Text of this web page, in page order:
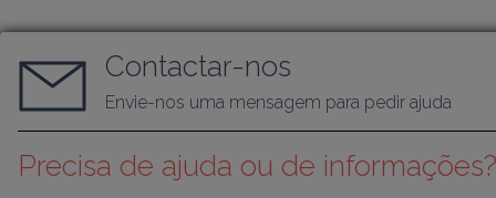
Contactar-nos
Envie-nos uma mensagem para pedir ajuda
Precisa de ajuda ou de informações?